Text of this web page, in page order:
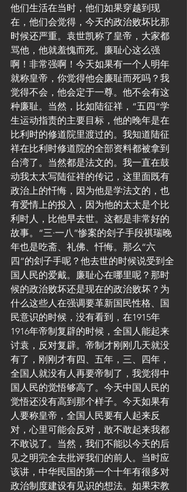
他们生活在当时，他们如果穿越到现
在，他们会觉得，今天的政治败坏比那
时候还严重。袁世凯称了皇帝，大家都
骂他，他就羞愧而死。廉耻心这么强
啊！非常强啊！今天如果有一个人明年
就称皇帝，你觉得他会廉耻而死吗？我
觉得不会，他会定于一尊。他不会有这
种廉耻。当然，比如陆征祥，“五四“学
生运动指责的主要目标，他的晚年是在
比利时的修道院里渡过的。我知道陆征
祥在比利时修道院的全部资料都被拿到
台湾了。当然都是法文的。我一直在鼓
动我太太写陆征祥的传记，这里面既有
政治上的忏悔，因为他是学法文的，也
有爱情上的投入，因为他的太太是个比
利时人，比他早去世。这都是非常好的
故事。“三·一八”惨案的刽子手段祺瑞晚
年也是吃斋、礼佛、忏悔。那么“六
四“的刽子手呢？他去世的时候说受到全
国人民的爱戴。廉耻心在哪里呢？那时
候的政治败坏还是现在的政治败坏？为
什么这些人在强调要革新国民性格、国
民意识的时候，没有看到，在1915年
1916年帝制复辟的时候，全国人能起来
讨袁，反对复辟。帝制才刚刚几天就没
有了，刚刚才有四、五年，三、四年，
全国人就没有人再要帝制了，我觉得中
国人民的觉悟够高了。今天中国人民的
觉悟还没有高到那个样子。今天如果有
人要称皇帝，全国人民要有人起来反
对，心里可能会反对，敢不敢起来我都
不敢说了。当然，我们不能以今天的后
见之明完全去批评我们的前人。当时应
该讲，中华民国的第一个十年有很多对
政治制度建设有见识的想法。如果宋教